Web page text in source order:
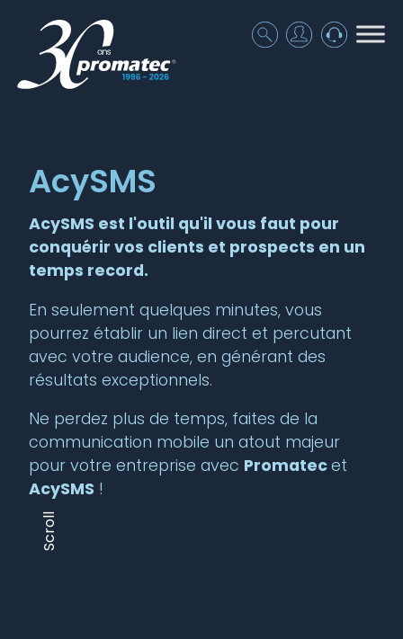
AcySMS
AcySMS est l'outil qu'il vous faut pour
conquérir vos clients et prospects en un
temps record.
En seulement quelques minutes, vous
pourrez établir un lien direct et percutant
avec votre audience, en générant des
résultats exceptionnels.
Ne perdez plus de temps, faites de la
communication mobile un atout majeur
pour votre entreprise avec Promatecet
AcySMS !
Scroll